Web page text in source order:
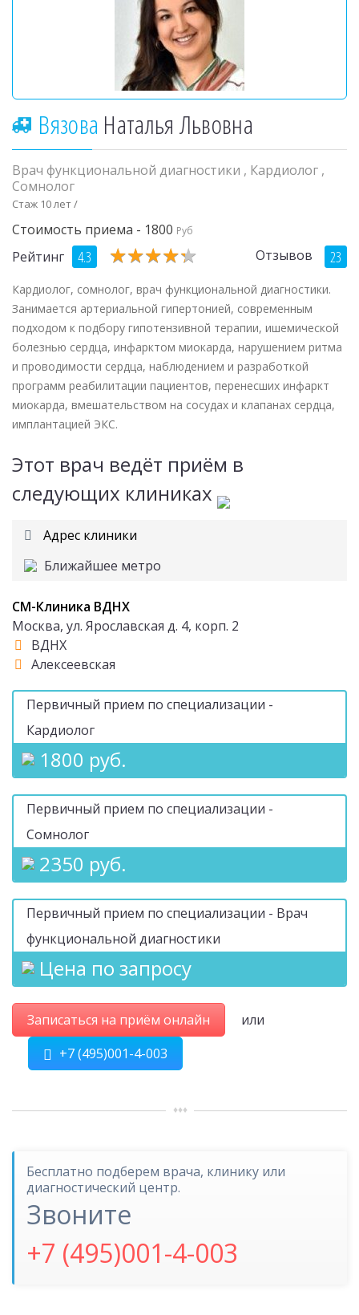
Вязова Наталья Львовна
Врач функциональной диагностики , Кардиолог ,
Сомнолог
Стаж 10 лет /
Стоимость приема - 1800 Руб
Рейтинг 4.3 ★★★★★
★★★★★ Отзывов 23
Кардиолог, сомнолог, врач функциональной диагностики.
Занимается артериальной гипертонией, современным
подходом к подбору гипотензивной терапии, ишемической
болезнью сердца, инфарктом миокарда, нарушением ритма
и проводимости сердца, наблюдением и разработкой
программ реабилитации пациентов, перенесших инфаркт
миокарда, вмешательством на сосудах и клапанах сердца,
имплантацией ЭКС.
Этот врач ведёт приём в
следующих клиниках
Адрес клиники
Ближайшее метро
СМ-Клиника ВДНХ
Москва, ул. Ярославская д. 4, корп. 2
ВДНХ
Алексеевская
Первичный прием по специализации -
Кардиолог
1800 руб.
Первичный прием по специализации -
Сомнолог
2350 руб.
Первичный прием по специализации - Врач
функциональной диагностики
Цена по запросу
Записаться на приём онлайн
или
+7 (495)001-4-003
Бесплатно подберем врача, клинику или
диагностический центр.
Звоните
+7 (495)001-4-003